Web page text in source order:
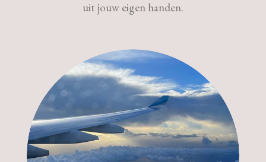
uit jouw eigen handen.